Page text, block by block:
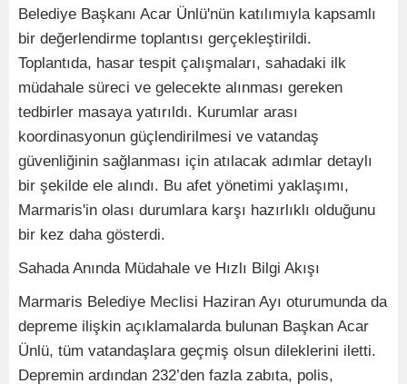
Belediye Başkanı Acar Ünlü'nün katılımıyla kapsamlı
bir değerlendirme toplantısı gerçekleştirildi.
Toplantıda, hasar tespit çalışmaları, sahadaki ilk
müdahale süreci ve gelecekte alınması gereken
tedbirler masaya yatırıldı. Kurumlar arası
koordinasyonun güçlendirilmesi ve vatandaş
güvenliğinin sağlanması için atılacak adımlar detaylı
bir şekilde ele alındı. Bu afet yönetimi yaklaşımı,
Marmaris'in olası durumlara karşı hazırlıklı olduğunu
bir kez daha gösterdi.
Sahada Anında Müdahale ve Hızlı Bilgi Akışı
Marmaris Belediye Meclisi Haziran Ayı oturumunda da
depreme ilişkin açıklamalarda bulunan Başkan Acar
Ünlü, tüm vatandaşlara geçmiş olsun dileklerini iletti.
Depremin ardından 232’den fazla zabıta, polis,